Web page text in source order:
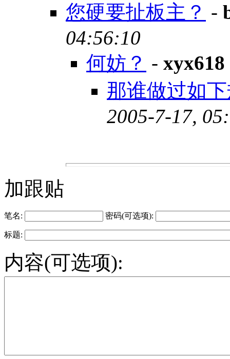
您硬要扯板主？ -
04:56:10
何妨？ - xyx618
那谁做过如
2005-7-17,
加跟贴
笔名: 密码(可选项):
标题:
内容(可选项):